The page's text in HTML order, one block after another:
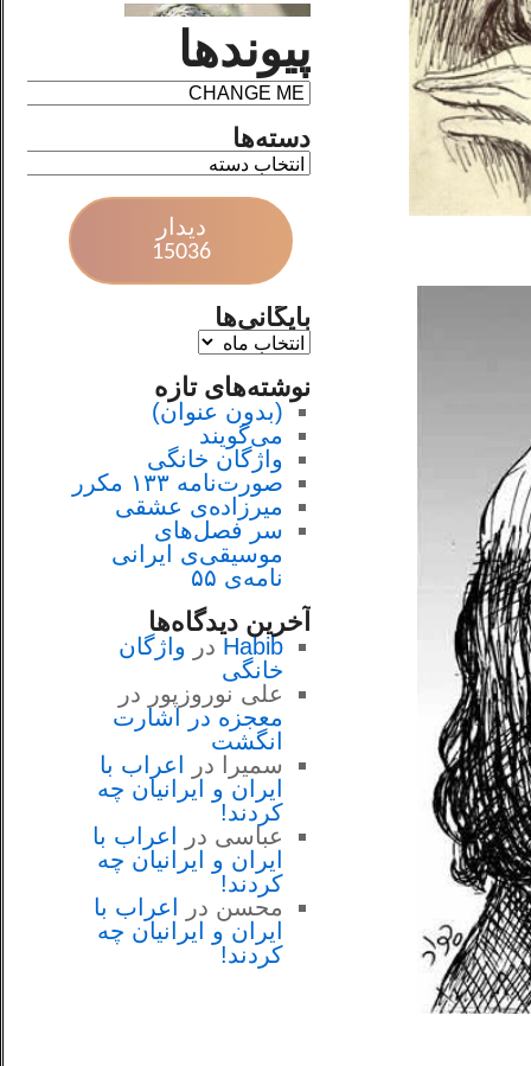
پیوندها
دسته‌ها
دیدار
15036
بایگانی‌ها
نوشته‌های تازه
(بدون عنوان)
می‌گویند
واژگان خانگی
صورت‌نامه ۱۳۳ مکرر
میرزاده‌ی عشقی
سر فصل‌هاى
موسيقى‌ی ايرانى
نامه‌ی ۵۵
آخرین دیدگاه‌ها
Habib در واژگان
خانگی
علی نوروزپور در
معجزه در اشارت
انگشت
سمیرا
در
اعراب با
ايران و ايرانيان چه
كردند!
عباسی در
اعراب با
ايران و ايرانيان چه
كردند!
محسن در
اعراب با
ايران و ايرانيان چه
كردند!